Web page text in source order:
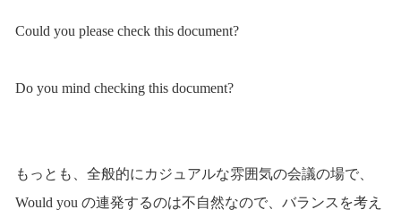
Could you please check this document?
Do you mind checking this document?
もっとも、全般的にカジュアルな雰囲気の会議の場で、
Would you の連発するのは不自然なので、バランスを考え